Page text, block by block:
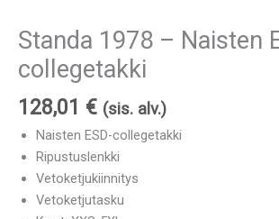
Standa 1978 – Naisten
collegetakki
128,01 € (sis. alv.)
Naisten ESD-collegetakki
Ripustuslenkki
Vetoketjukiinnitys
Vetoketjutasku